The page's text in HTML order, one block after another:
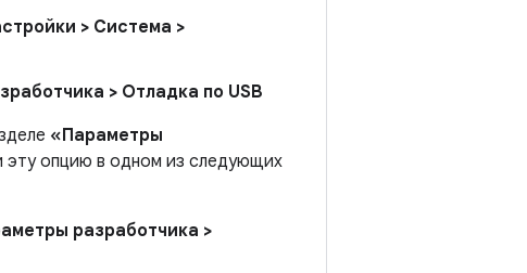
> Система >
> Отладка по USB
«Параметры
эту опцию в одном из следующих
разработчика >